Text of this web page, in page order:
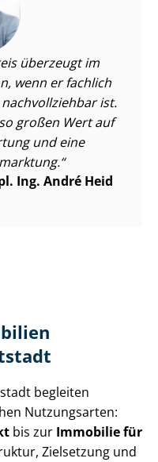
überzeugt im
wenn er fachlich
ist.
großen Wert auf
und eine
Ing. André Heid
begleiten
Nutzungsarten:
bis zur Immobilie für
Zielsetzung und